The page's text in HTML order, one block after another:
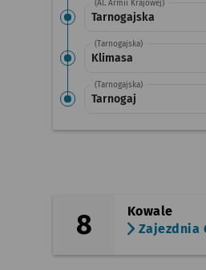
(Al. Armii Krajowej)
Tarnogajska
(Tarnogajska)
Klimasa
(Tarnogajska)
Tarnogaj
8
Kowale
Zajezdnia